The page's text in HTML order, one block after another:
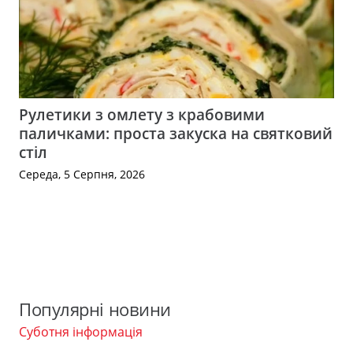
Рулетики з омлету з крабовими
паличками: проста закуска на святковий
стіл
Середа, 5 Серпня, 2026
Популярні новини
Суботня інформація